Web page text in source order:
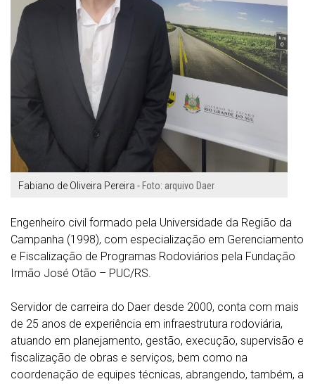
Fabiano de Oliveira Pereira - Foto: arquivo Daer
Engenheiro civil formado pela Universidade da Região da
Campanha (1998), com especialização em Gerenciamento
e Fiscalização de Programas Rodoviários pela Fundação
Irmão José Otão – PUC/RS.
Servidor de carreira do Daer desde 2000, conta com mais
de 25 anos de experiência em infraestrutura rodoviária,
atuando em planejamento, gestão, execução, supervisão e
fiscalização de obras e serviços, bem como na
coordenação de equipes técnicas, abrangendo, também, a